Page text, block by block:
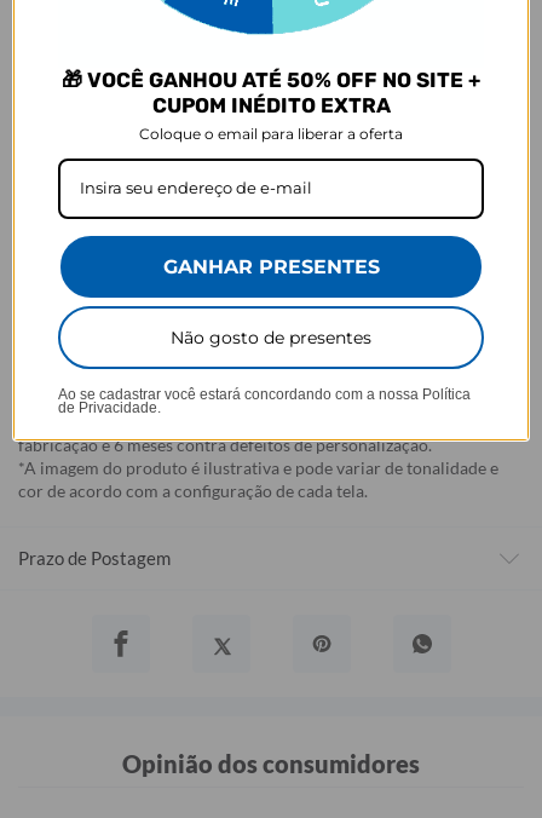
Arrependimento
- Os nossos produtos personalizados (estampados ou
customizados com nome/foto) são feitos especialmente para você,
de acordo com a opção escolhida no momento da compra.
- Isso significa que a produção só começa após a confirmação do
pedido, e o item é criado exclusivamente com a estampa
mesmo quando não há customização com nome
detalhes antes de finalizar a compra, como modelo, estampa e
variações escolhidas.
- Após o início da produção,não é possível realizar
cancelamentos ou alterações, pois o produto não pode retornar
ao estoque.
Defeito
fabricação e 6 meses contra defeitos de personalização.
*A imagem do produto é ilustrativa e pode variar de tonalidade e
cor de acordo com a configuração de cada tela.
Prazo de Postagem
Opinião dos consumidores
🎁 VOCÊ GANHOU ATÉ 50% OFF NO SITE +
CUPOM INÉDITO EXTRA
Coloque o email para liberar a oferta
GANHAR PRESENTES
Não gosto de presentes
Ao se cadastrar você estará concordando com a nossa Política
de Privacidade.